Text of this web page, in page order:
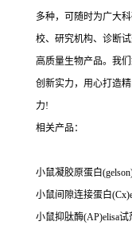
多种，可随时为广大
校、研究机构、诊断
高质量生物产品。我
创新实力，用心打造
力!
相关产品：
小鼠凝胶原蛋白
小鼠间隙连接蛋白
小鼠抑肽酶(AP)elisa试